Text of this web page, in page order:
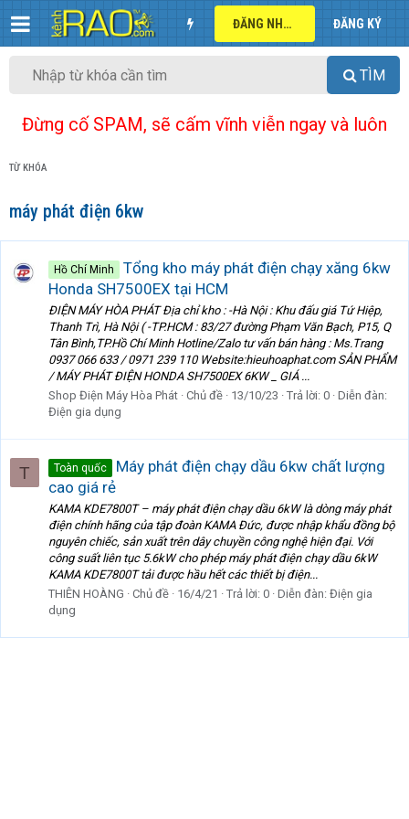
ĐĂNG NHẬP ĐĂNG KÝ
TÌM
Đừng cố SPAM, sẽ cấm vĩnh viễn ngay và luôn
TỪ KHÓA
máy phát điện 6kw
Hồ Chí Minh
Tổng kho máy phát điện chạy xăng 6kw
Honda SH7500EX tại HCM
ĐIỆN MÁY HÒA PHÁT Địa chỉ kho : -Hà Nội : Khu đấu giá Tứ Hiệp,
Thanh Trì, Hà Nội ( -TP.HCM : 83/27 đường Phạm Văn Bạch, P15, Q
Tân Bình,TP.Hồ Chí Minh Hotline/Zalo tư vấn bán hàng : Ms.Trang
0937 066 633 / 0971 239 110 Website:hieuhoaphat.com SẢN PHẨM
/ MÁY PHÁT ĐIỆN HONDA SH7500EX 6KW _ GIÁ ...
Shop Điện Máy Hòa Phát Chủ đề 13/10/23 Trả lời: 0 Diễn đàn:
Điện gia dụng
T Toàn quốc
Máy phát điện chạy dầu 6kw chất lượng
cao giá rẻ
KAMA KDE7800T – máy phát điện chạy dầu 6kW là dòng máy phát
điện chính hãng của tập đoàn KAMA Đức, được nhập khẩu đồng bộ
nguyên chiếc, sản xuất trên dây chuyền công nghệ hiện đại. Với
công suất liên tục 5.6kW cho phép máy phát điện chạy dầu 6kW
KAMA KDE7800T tải được hầu hết các thiết bị điện...
THIÊN HOÀNG
Chủ đề 16/4/21 Trả lời: 0 Diễn đàn: Điện gia
dụng